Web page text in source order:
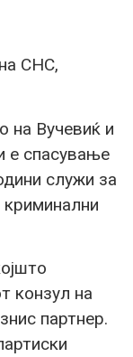
СНС,
на Вучевиќ и
е спасување
служи за
криминални
конзул на
партнер.